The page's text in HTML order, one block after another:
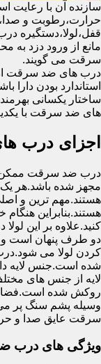
سازنده آن با رعایت
حرارت،رطوبت و
قفل،لولا،دستگیره
مانع از ورود دزد به
سرقت می گویند.
درب های ضد سرقت از
استاندارد بودن
ساختار یکسانی
های ضد سرقت با
اجزای درب
درب ضد سرقت ممکن
مجهز شده باشد.هر یک
هستند.مهم ترین و
هستند.بنابراین
کنید.علاوه بر این
دو طرف پنهان است و
کردن لولا می
شده است.جنس لایه
لایه از جنس های
روکش شده است.فضای
وسیله پشم سنگ پر
سرقت عایق صدا و
ویژگی های درب